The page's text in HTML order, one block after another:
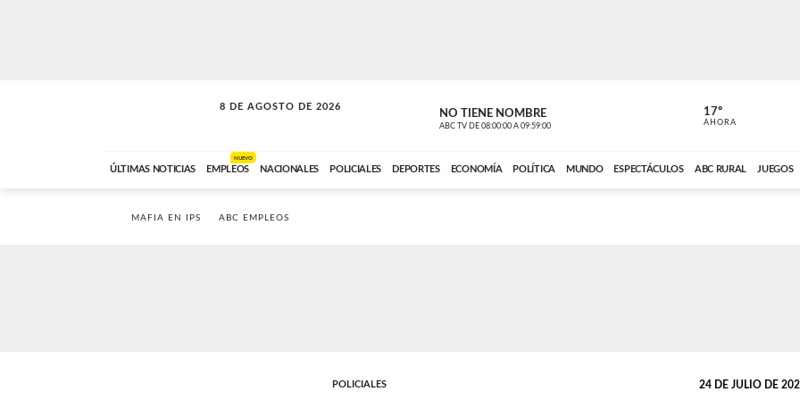
8 DE AGOSTO DE 2026
CONEXIÓN ROMANCE NO TIENE NOMBRE
ABC TV DE 08:00:00 A 09:59:00 ABC CARDINAL
17º
AHORA
ÚLTIMAS NOTICIAS EMPLEOS
NUEVO
NACIONALES POLICIALES DEPORTES ECONOMÍA POLÍTICA MUNDO ESPECTÁCULOS ABC RURAL JUEGOS
MAFIA EN IPS ABC EMPLEOS
POLICIALES 24 DE JULIO DE